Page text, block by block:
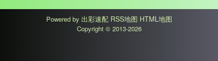
Powered by 出彩速配 RSS地图 HTML地图
Copyright © 2013-2026